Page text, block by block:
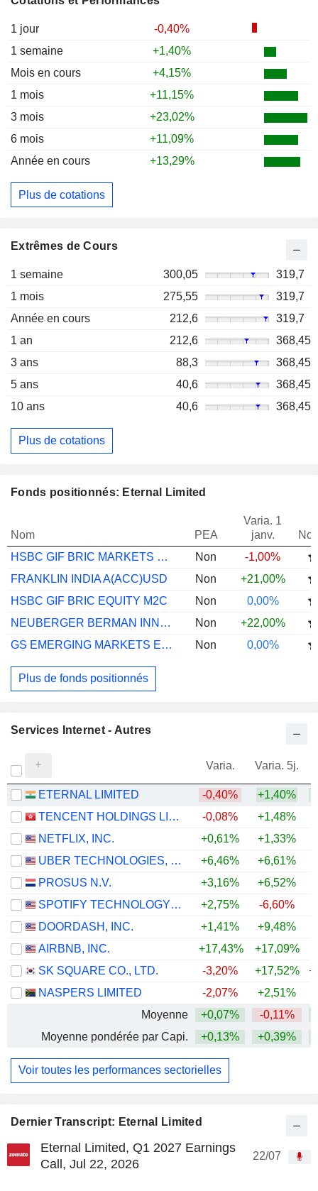
Dernier Transcript: Eternal Limited
Eternal Limited, Q1 2027 Earnings
Call, Jul 22, 2026
22/07
1 jour
-0,40%
1 semaine
+1,40%
Mois en cours
+4,15%
1 mois
+11,15%
3 mois
+23,02%
6 mois
+11,09%
Année en cours
+13,29%
Plus de cotations
Extrêmes de Cours
1 semaine 300,05
319,7
1 mois
275,55
319,7
Année en cours
212,6
319,7
1 an
212,6
368,45
3 ans
88,3
368,45
5 ans
40,6
368,45
10 ans
40,6 368,45
Plus de cotations
Fonds positionnés: Eternal Limited
Nom PEA
Varia. 1
janv.
HSBC GIF BRIC MARKETS EQUITY AC
Non
-1,00%
FRANKLIN INDIA A(ACC)USD
Non
+21,00%
HSBC GIF BRIC EQUITY M2C
Non
0,00%
NEUBERGER BERMAN INNOVASIA 5G EUR M ACC
Non
+22,00%
GS EMERGING MARKETS EQ ESG I ACC USD
Non 0,00%
Plus de fonds positionnés
Services Internet - Autres
Varia. Varia. 5j.
ETERNAL LIMITED -0,40% +1,40%
TENCENT HOLDINGS LIMITED
-0,08% +1,48%
NETFLIX, INC.
+0,61% +1,33%
UBER TECHNOLOGIES, INC.
+6,46% +6,61%
PROSUS N.V.
+3,16% +6,52%
SPOTIFY TECHNOLOGY S.A.
+2,75% -6,60%
DOORDASH, INC.
+1,41% +9,48%
AIRBNB, INC.
+17,43% +17,09%
SK SQUARE CO., LTD.
-3,20% +17,52%
NASPERS LIMITED
-2,07% +2,51%
Moyenne
+0,07% -0,11%
Moyenne pondérée par Capi.
+0,13% +0,39%
Voir toutes les performances sectorielles